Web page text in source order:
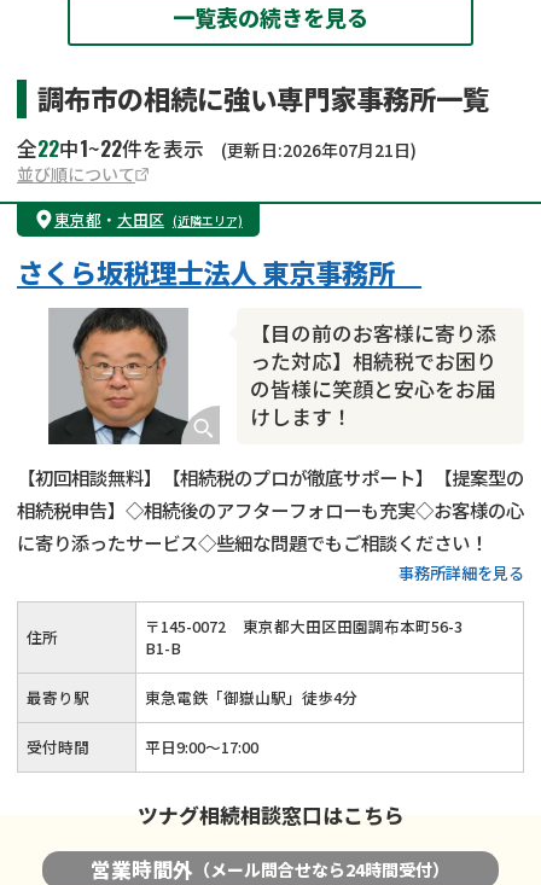
一覧表の続きを見る
調布市の相続に強い専門家事務所一覧
全22中1~22件を表示
(更新日:2026年07月21日)
並び順について
東京都 ・ 大田区 (近隣エリア)
【目の前のお客様に寄り添
った対応】相続税でお困り
の皆様に笑顔と安心をお届
けします！
さくら坂税理士法人 東京事務所
【初回相談無料】【相続税のプロが徹底サポート】【提案型の
相続税申告】◇相続後のアフターフォローも充実◇お客様の心
に寄り添ったサービス◇些細な問題でもご相談ください！
事務所詳細を見る
住所 〒145-0072
東京都大田区田園調布本町56-3
B1-B
最寄り駅 東急電鉄「御嶽山駅」徒歩4分
受付時間 平日9:00〜17:00
ツナグ相続相談窓口はこちら
営業時間外 （メール問合せなら24時間受付）